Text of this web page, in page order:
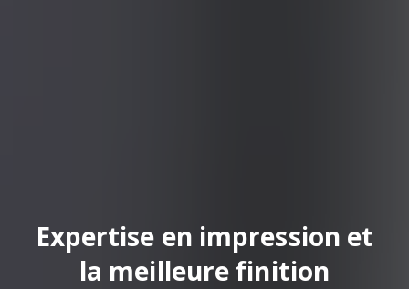
Expertise en impression et
la meilleure finition